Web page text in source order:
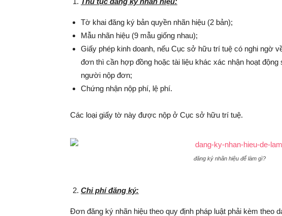
Tờ khai đăng ký bản quyền nhãn hiệu (2 bản);
Mẫu nhãn hiệu (9 mẫu giống nhau);
Giấy phép kinh doanh, nếu Cục sở hữu trí tuệ có nghi ngờ
đơn thì cần hợp đồng hoặc tài liệu khác xác nhận hoạt
người nộp đơn;
Chứng nhận nộp phí, lệ phí.
Các loại giấy tờ này được nộp ở Cục sở hữu trí tuệ.
đăng ký nhãn hiệu để làm gì?
Chi phí đăng ký:
Đơn đăng ký nhãn hiệu theo quy định pháp luật phải kèm theo